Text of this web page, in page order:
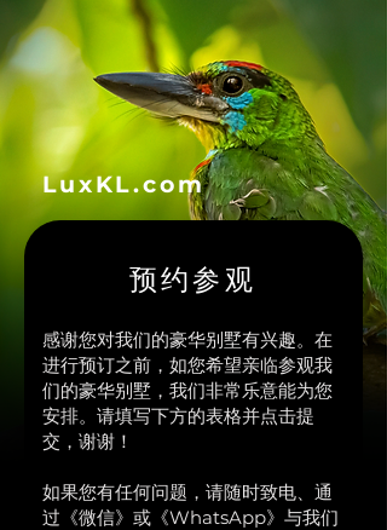
LuxKL.com
预约参观
感谢您对我们的豪华别墅有兴趣。在
进行预订之前，如您希望亲临参观我
们的豪华别墅，我们非常乐意能为您
安排。请填写下方的表格并点击提
交，谢谢！
如果您有任何问题，请随时致电、通
过《微信》或《WhatsApp》与我们